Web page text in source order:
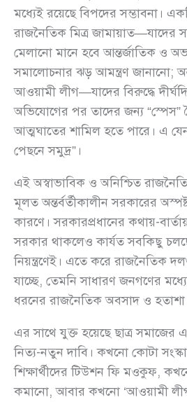
মধ্যেই রয়েছে বিপদের সম্ভাবনা।
রাজনৈতিক মিত্র জামায়াত—যাদের
মেলানো মানে হবে আন্তর্জাতিক ও
সমালোচনার ঝড় আমন্ত্রণ জানানো;
আওয়ামী লীগ—যাদের বিরুদ্ধে
অভিযোগের পর তাদের জন্য “স্পেস”
আত্মঘাতের শামিল হতে পারে। এ
পেছনে সমুদ্র”।
এই অস্বাভাবিক ও অনিশ্চিত
মূলত অন্তর্বর্তীকালীন সরকারের
কারণে। সরকারপ্রধানের কথায়-
সরকার থাকলেও কার্যত সবকিছু
নিয়ন্ত্রণেই। এতে করে রাজনৈতিক
যাচ্ছে, তেমনি সাধারণ জনগণের
ধরনের রাজনৈতিক অবসাদ ও
এর সাথে যুক্ত হয়েছে ছাত্র সমাজের
নিত্য-নতুন দাবি। কখনো কোটা
শিক্ষার্থীদের টিউশন ফি মওকুফ,
কমানো, আবার কখনো ‘আওয়ামী